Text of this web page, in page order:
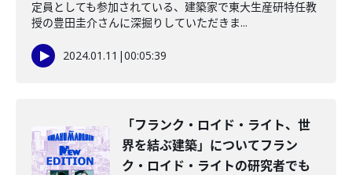
定員としても参加されている、建築家で東大生産研特任教
授の豊田圭介さんに深掘りしていただきま...
2024.01.11 |00:05:39
「フランク・ロイド・ライト、世
界を結ぶ建築」についてフラン
ク・ロイド・ライトの研究者でも